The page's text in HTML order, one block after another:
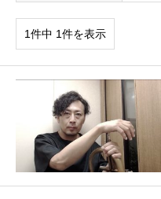
1件中 1件を表示